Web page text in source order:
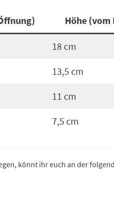
Höhe
18 cm
13,5 cm
11 cm
7,5 cm
könnt ihr euch an der